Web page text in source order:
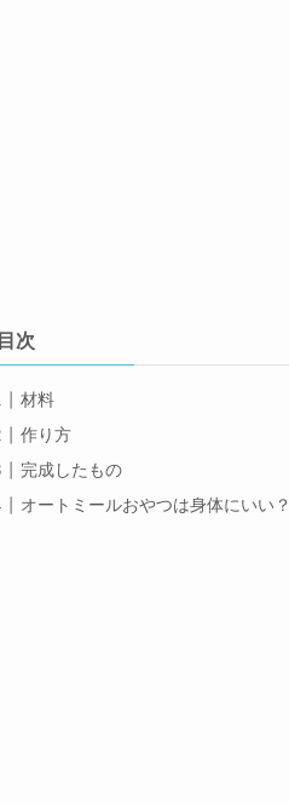
目次
材料
作り方
完成したもの
オートミールおやつは身体にいい？